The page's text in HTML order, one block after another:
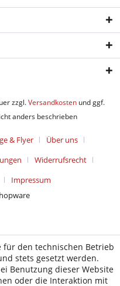
zzgl.Versandkosten und ggf.
anders beschrieben
& Flyer
Über uns
Widerrufsrecht
Impressum
für den technischen Betrieb
stets gesetzt werden.
Benutzung dieser Website
oder die Interaktion mit